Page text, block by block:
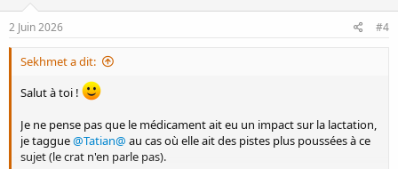
restera est très faible. Les
anticorps monoclonaux n’ont jamais été détectés dans le sang des
lorsque la mère était toujours traitée pendant le dernier trimestre
de la grossesse, et leur taux
baissait par la suite malgré la poursuite de l’exposition via
lactée sera plus importante pendant les premiers jours post-
partum, avant la fermeture des
jonctions serrées, et il est donc recommandé d’attendre 2 semaines
2 Juin 2026 #4
Sekhmet a dit:
Salut à toi !
Je ne pense pas que le médicament ait eu un impact sur la lactation,
je taggue@Tatian@ au cas où elle ait des pistes plus poussées à ce
sujet (le crat n'en parle pas).